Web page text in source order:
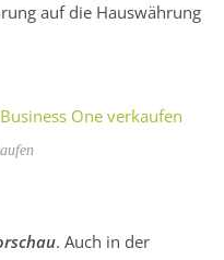
auf die Hauswährung
. Auch in der